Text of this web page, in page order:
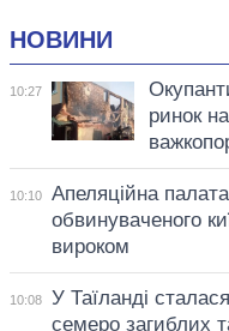
НОВИНИ
10:27
ринок
10:10
Апеляційна
обвинуваченого
вироком
10:08
У Таїланді
семеро загиблих